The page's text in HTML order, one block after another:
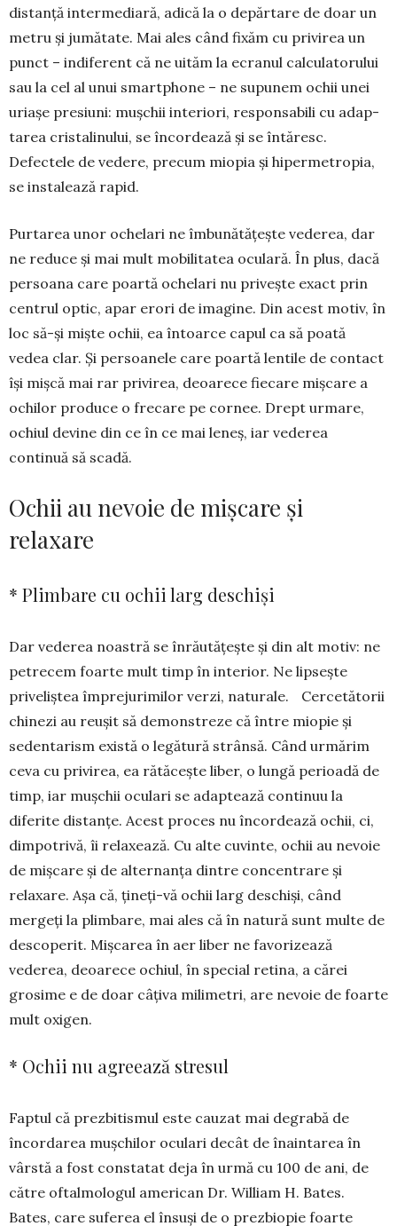
distanță intermediară, adică la o de­părtare de doar un
metru și jumătate. Mai ales când fixăm cu privirea un
punct – indiferent că ne uităm la ecranul calcula­to­rului
sau la cel al unui smart­phone – ne su­punem ochii unei
uriașe pre­siuni: muș­chii inte­riori, res­pon­sabili cu adap­­
tarea cristali­nului, se încor­dea­ză și se în­tăresc.
Defectele de ve­dere, pre­cum miopia și hiperme­tropia,
se insta­lează rapid.
Purtarea unor ochelari ne îmbunătățește vederea, dar
ne reduce și mai mult mobilitatea oculară. În plus, dacă
persoana care poartă ochelari nu privește exact prin
centrul optic, apar erori de imagine. Din acest motiv, în
loc să-și miște ochii, ea întoarce capul ca să poată
vedea clar. Și persoanele care poartă lentile de contact
își mișcă mai rar privirea, deoarece fiecare mișcare a
ochilor produce o frecare pe cornee. Drept urmare,
ochiul devine din ce în ce mai leneș, iar vederea
continuă să scadă.
Ochii au nevoie de mișcare și
relaxare
* Plimbare cu ochii larg deschiși
Dar vederea noastră se înrăutățește și din alt motiv: ne
petrecem foarte mult timp în interior. Ne lipsește
priveliștea împrejurimilor verzi, na­turale. Cercetătorii
chinezi au reușit să de­mons­treze că între miopie și
sedentarism există o legătură strânsă. Când urmărim
ceva cu privi­rea, ea rătăcește liber, o lungă perioadă de
timp, iar mușchii oculari se adaptează continuu la
diferite distanțe. Acest proces nu încordează ochii, ci,
dimpotrivă, îi relaxează. Cu alte cuvinte, ochii au nevoie
de miș­care și de alter­nanța dintre con­cen­trare și
relaxare. Așa că, ți­neți-vă ochii larg deschiși, când
mergeți la plimbare, mai ales că în natură sunt multe de
desco­pe­rit. Mișcarea în aer liber ne fa­vori­zează
vederea, deoarece o­chiul, în special retina, a cărei
grosime e de doar câțiva milimetri, are nevoie de foarte
mult oxi­gen.
* Ochii nu agreează stresul
Faptul că prezbitismul este cauzat mai de­grabă de
încordarea mușchilor oculari decât de înaintarea în
vârstă a fost constatat deja în urmă cu 100 de ani, de
către oftalmologul american Dr. William H. Bates.
Bates, care suferea el în­suși de o prezbiopie foarte